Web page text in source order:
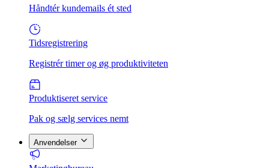
Håndtér kundemails ét sted
Tidsregistrering
Registrér timer og øg produktiviteten
Produktiseret service
Pak og sælg services nemt
Anvendelser